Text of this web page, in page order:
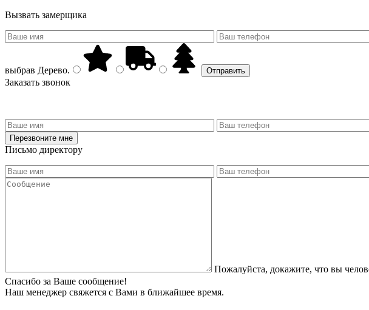
Вызвать замерщика
выбрав Дерево.
Заказать звонок
Письмо директору
Пожалуйста, докажите, что вы
Спасибо за Ваше сообщение!
Наш менеджер свяжется с Вами в ближайшее время.